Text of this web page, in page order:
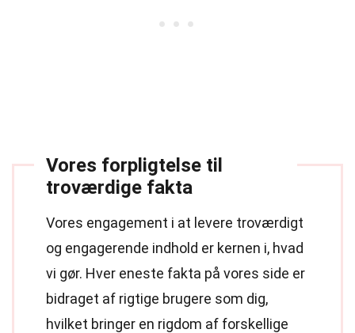
Vores forpligtelse til
troværdige fakta
Vores engagement i at levere troværdigt
og engagerende indhold er kernen i, hvad
vi gør. Hver eneste fakta på vores side er
bidraget af rigtige brugere som dig,
hvilket bringer en rigdom af forskellige